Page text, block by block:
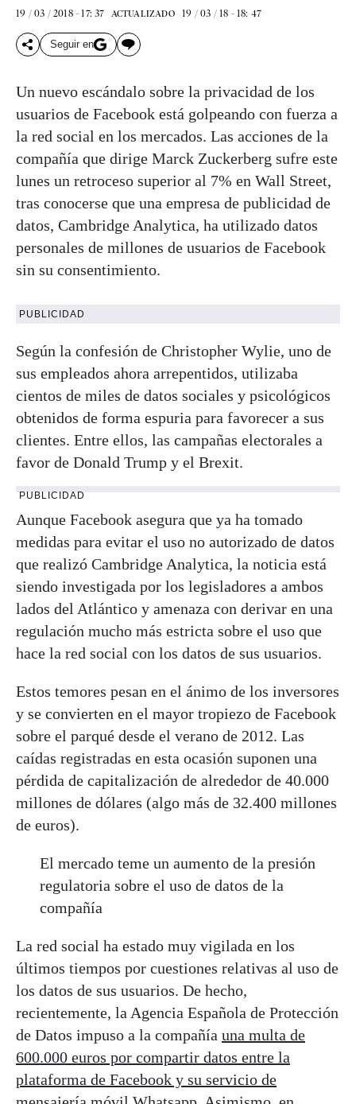
19 / 03 / 2018 - 17: 37 ACTUALIZADO 19 / 03 / 18 - 18: 47
Seguir en
Un nuevo escándalo sobre la privacidad de los
usuarios de Facebook está golpeando con fuerza a
la red social en los mercados. Las acciones de la
compañía que dirige Marck Zuckerberg sufre este
lunes un retroceso superior al 7% en Wall Street,
tras conocerse que una empresa de publicidad de
datos, Cambridge Analytica, ha utilizado datos
personales de millones de usuarios de Facebook
sin su consentimiento.
PUBLICIDAD
Según la confesión de Christopher Wylie, uno de
sus empleados ahora arrepentidos, utilizaba
cientos de miles de datos sociales y psicológicos
obtenidos de forma espuria para favorecer a sus
clientes. Entre ellos, las campañas electorales a
favor de Donald Trump y el Brexit.
PUBLICIDAD
Aunque Facebook asegura que ya ha tomado
medidas para evitar el uso no autorizado de datos
que realizó Cambridge Analytica, la noticia está
siendo investigada por los legisladores a ambos
lados del Atlántico y amenaza con derivar en una
regulación mucho más estricta sobre el uso que
hace la red social con los datos de sus usuarios.
Estos temores pesan en el ánimo de los inversores
y se convierten en el mayor tropiezo de Facebook
sobre el parqué desde el verano de 2012. Las
caídas registradas en esta ocasión suponen una
pérdida de capitalización de alrededor de 40.000
millones de dólares (algo más de 32.400 millones
de euros).
El mercado teme un aumento de la presión
regulatoria sobre el uso de datos de la
compañía
La red social ha estado muy vigilada en los
últimos tiempos por cuestiones relativas al uso de
los datos de sus usuarios. De hecho,
recientemente, la Agencia Española de Protección
de Datos impuso a la compañía una multa de
600.000 euros por compartir datos entre la
plataforma de Facebook y su servicio de